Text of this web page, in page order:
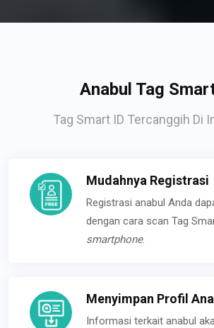
Anabul Tag
Tag Smart ID Tercanggih Di
Mudahnya Registrasi
Registrasi anabul Anda
dengan cara scan Tag
smartphone.
Menyimpan Profil
Informasi terkait anabul